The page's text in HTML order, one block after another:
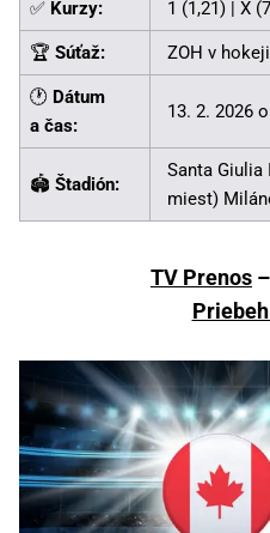
✅ Kurzy: 1 (1,21) | X
🏆 Súťaž: ZOH v
🕐 Dátum
a čas:
13. 2. 2026
🏟️ Štadión:
Santa Giulia
miest)
TV Prenos –